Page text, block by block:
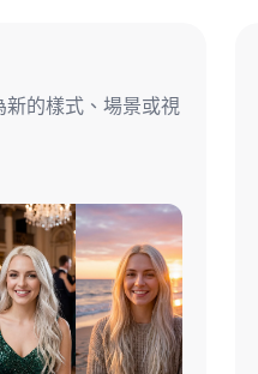
新的樣式、場景或視